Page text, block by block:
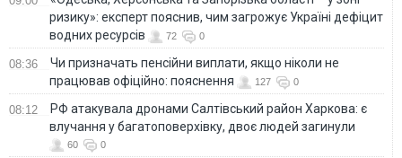
ризику»: експерт пояснив, чим загрожує Україні дефіцит
водних ресурсів
72 0
08:36
Чи призначать пенсійни виплати, якщо ніколи не
працював офіційно: пояснення
127 0
08:12
РФ атакувала дронами Салтівський район Харкова: є
влучання у багатоповерхівку, двоє людей загинули
60 0